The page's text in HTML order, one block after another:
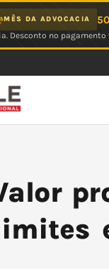
MÊS DA ADVOCACIA
Desconto no